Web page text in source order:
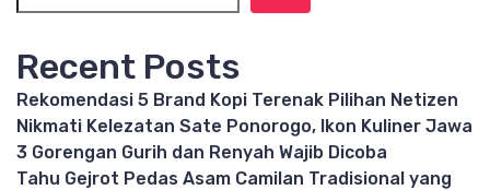
Recent Posts
Rekomendasi 5 Brand Kopi Terenak Pilihan Netizen
Nikmati Kelezatan Sate Ponorogo, Ikon Kuliner Jawa
3 Gorengan Gurih dan Renyah Wajib Dicoba
Tahu Gejrot Pedas Asam Camilan Tradisional yang